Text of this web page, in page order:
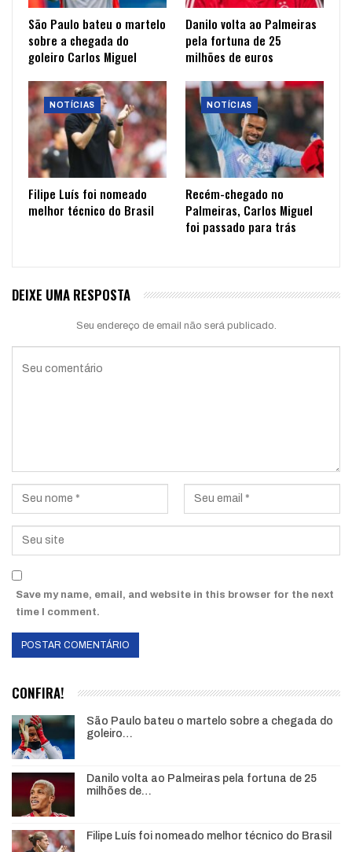
São Paulo bateu o martelo
sobre a chegada do
goleiro Carlos Miguel
Danilo volta ao Palmeiras
pela fortuna de 25
milhões de euros
NOTÍCIAS
Filipe Luís foi nomeado
melhor técnico do Brasil
NOTÍCIAS
Recém-chegado no
Palmeiras, Carlos Miguel
foi passado para trás
DEIXE UMA RESPOSTA
Seu endereço de email não será publicado.
Save my name, email, and website in this browser for the next
time I comment.
CONFIRA!
São Paulo bateu o martelo sobre a chegada do
goleiro…
Danilo volta ao Palmeiras pela fortuna de 25
milhões de…
Filipe Luís foi nomeado melhor técnico do Brasil